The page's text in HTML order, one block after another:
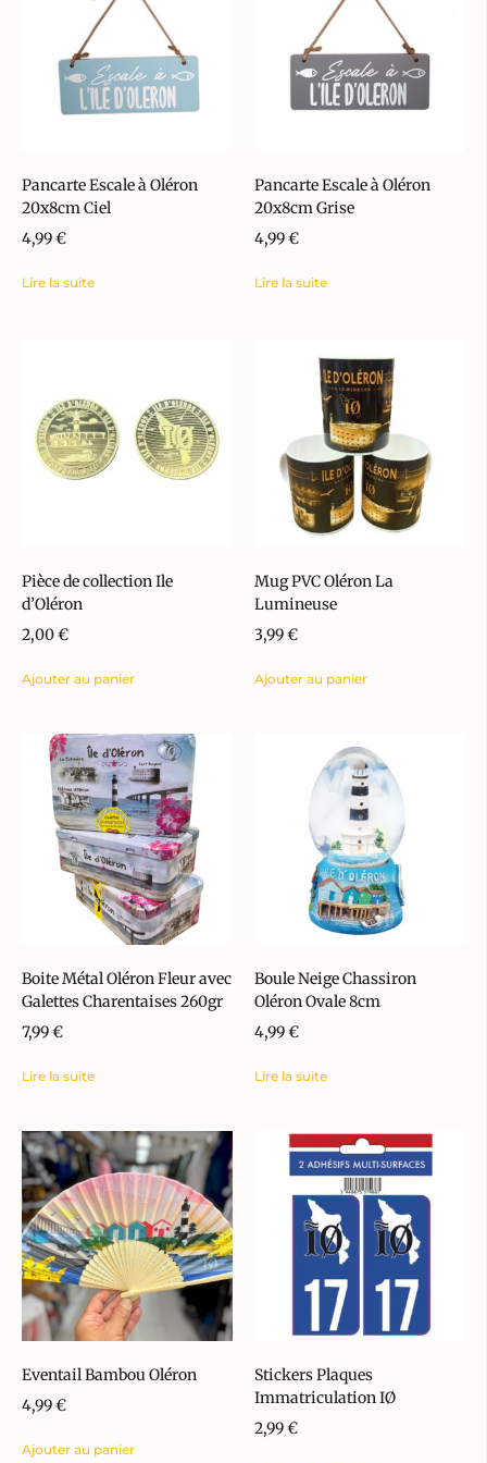
Pancarte Escale à Oléron
20x8cm Ciel
4,99€
Lire la suite
Pancarte Escale à Oléron
20x8cm Grise
4,99€
Lire la suite
Pièce de collection Ile
d’Oléron
2,00€
Ajouter au panier
Mug PVC Oléron La
Lumineuse
3,99€
Ajouter au panier
Boite Métal Oléron Fleur avec
Galettes Charentaises 260gr
7,99€
Lire la suite
Boule Neige Chassiron
Oléron Ovale 8cm
4,99€
Lire la suite
Eventail Bambou Oléron
4,99€
Ajouter au panier
Stickers Plaques
Immatriculation IØ
2,99€